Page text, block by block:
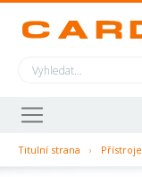
Titulní strana › Přístroje